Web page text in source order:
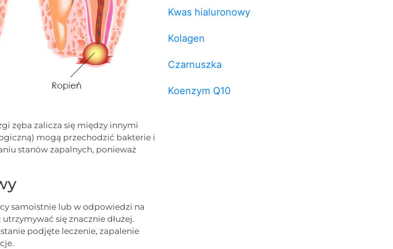
zęba zalicza się między innymi
mogą przechodzić bakterie i
stanów zapalnych, ponieważ
samoistnie lub w odpowiedzi na
się znacznie dłużej.
podjęte leczenie, zapalenie
Kwas hialuronowy
Kolagen
Czarnuszka
Koenzym Q10